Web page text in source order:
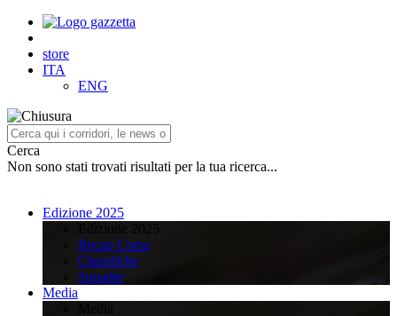
store
ITA
ENG
Cerca
Non sono stati trovati risultati per la tua ricerca...
Edizione 2025
Recap Corsa
Classifiche
Squadre
Media